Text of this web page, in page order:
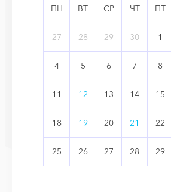
ПН ВТ СР ЧТ ПТ
27 28 29 30 1
4 5 6 7 8
11 12 13 14 15
18 19 20 21 22
25 26 27 28 29